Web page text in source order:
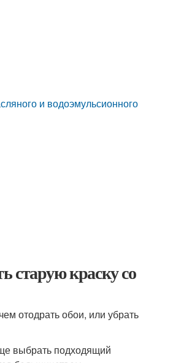
и водоэмульсионного
старую краску со
отодрать обои, или убрать
выбрать подходящий